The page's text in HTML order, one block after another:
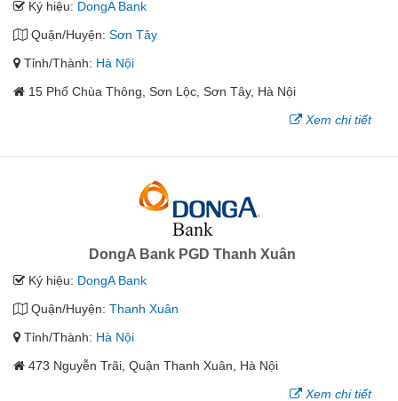
Ký hiệu: DongA Bank
Quận/Huyện: Sơn Tây
Tỉnh/Thành: Hà Nội
15 Phố Chùa Thông, Sơn Lộc, Sơn Tây, Hà Nội
Xem chi tiết
DongA Bank PGD Thanh Xuân
Ký hiệu: DongA Bank
Quận/Huyện: Thanh Xuân
Tỉnh/Thành: Hà Nội
473 Nguyễn Trãi, Quận Thanh Xuân, Hà Nội
Xem chi tiết